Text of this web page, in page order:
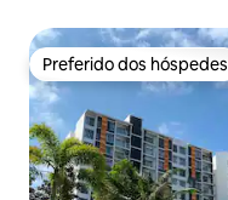
Preferido dos hóspedes
Preferido dos hóspedes